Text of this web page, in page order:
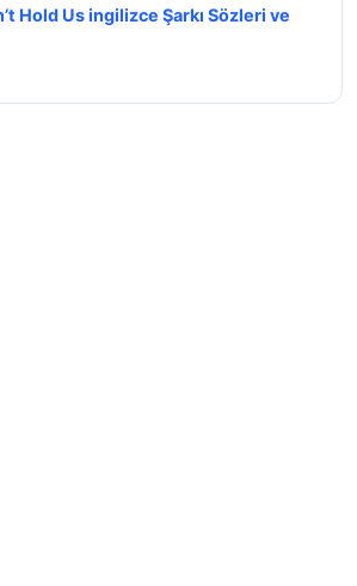
Hold Us ingilizce Şarkı Sözleri ve